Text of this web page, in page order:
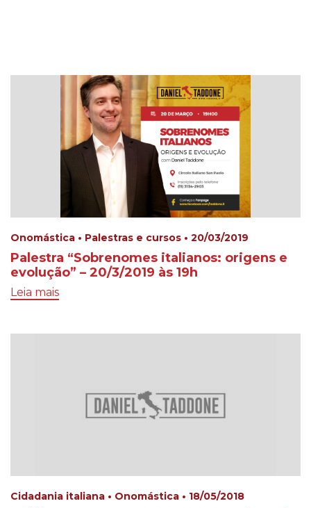
Onomástica • Palestras e cursos • 20/03/2019
Palestra “Sobrenomes italianos: origens e
evolução” – 20/3/2019 às 19h
Leia mais
Cidadania italiana • Onomástica • 18/05/2018